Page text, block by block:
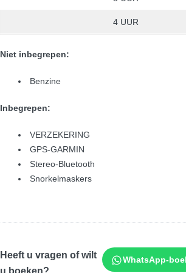
4 UUR
Niet inbegrepen:
Benzine
Inbegrepen:
VERZEKERING
GPS-GARMIN
Stereo-Bluetooth
Snorkelmaskers
Heeft u vragen of wilt
WhatsApp-